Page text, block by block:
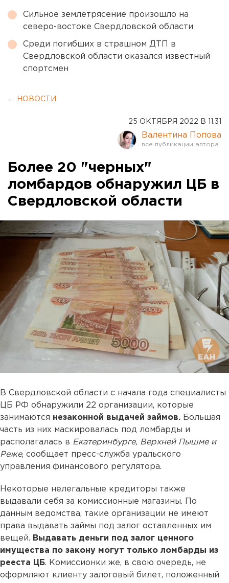
Сильное землетрясение произошло на
северо-востоке Свердловской области
Среди погибших в страшном ДТП в
Свердловской области оказался известный
спортсмен
← НОВОСТИ
25 ОКТЯБРЯ 2022 В 11:31
Валентина Попова
Более 20 "черных"
ломбардов обнаружил ЦБ в
Свердловской области
В Свердловской области с начала года специалисты
ЦБ РФ обнаружили 22 организации, которые
занимаются незаконной выдачей займов. Большая
часть из них маскировалась под ломбарды и
располагалась в Екатеринбурге, Верхней Пышме и
Реже, сообщает пресс-служба уральского
управления финансового регулятора.
Некоторые нелегальные кредиторы также
выдавали себя за комиссионные магазины. По
данным ведомства, такие организации не имеют
права выдавать займы под залог оставленных им
вещей. Выдавать деньги под залог ценного
имущества по закону могут только ломбарды из
рееста ЦБ. Комиссионки же, в свою очередь, не
оформляют клиенту залоговый билет, положенный